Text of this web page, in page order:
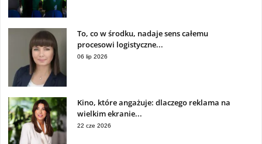
To, co w środku, nadaje sens całemu
procesowi logistyczne...
06 lip 2026
Kino, które angażuje: dlaczego reklama na
wielkim ekranie...
22 cze 2026